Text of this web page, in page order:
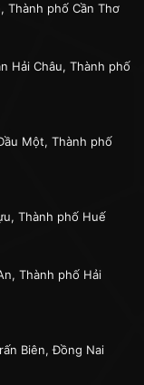
Thành phố Cần Thơ
Hải Châu, Thành phố
Một, Thành phố
Thành phố Huế
Thành phố Hải
Biên, Đồng Nai